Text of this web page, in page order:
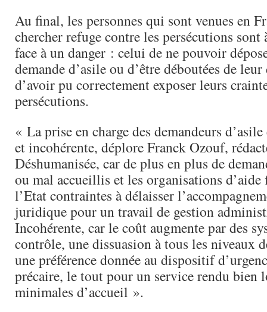
Au final, les personnes qui sont venues en
chercher refuge contre les persécutions sont
face à un danger : celui de ne pouvoir
demande d’asile ou d’être déboutées de
d’avoir pu correctement exposer leurs
persécutions.
« La prise en charge des demandeurs
et incohérente, déplore Franck Ozouf,
Déshumanisée, car de plus en plus de
ou mal accueillis et les organisations d’aide
l’Etat contraintes à délaisser
juridique pour un travail de gestion
Incohérente, car le coût augmente par des
contrôle, une dissuasion à tous les niveaux
une préférence donnée au dispositif
précaire, le tout pour un service rendu bien
minimales d’accueil ».